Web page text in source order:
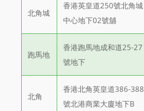
北角城
香港英皇道250號北角城
中心地下02號舖
跑馬地
香港跑馬地成和道25-27
號地下
北角
香港北角英皇道386-388
號北港商業大廈地下B